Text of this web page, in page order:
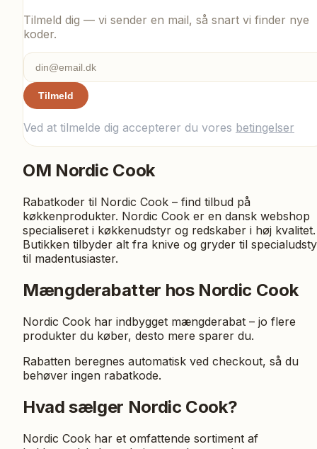
Tilmeld dig — vi sender en mail, så snart vi finder nye
koder.
Tilmeld
Ved at tilmelde dig accepterer du vores betingelser
OM Nordic Cook
Rabatkoder til Nordic Cook – find tilbud på
køkkenprodukter. Nordic Cook er en dansk webshop
specialiseret i køkkenudstyr og redskaber i høj kvalitet.
Butikken tilbyder alt fra knive og gryder til
til madentusiaster.
Mængderabatter hos Nordic Cook
Nordic Cook har indbygget mængderabat – jo flere
produkter du køber, desto mere sparer du.
Rabatten beregnes automatisk ved checkout, så du
behøver ingen rabatkode.
Hvad sælger Nordic Cook?
Nordic Cook har et omfattende sortiment af